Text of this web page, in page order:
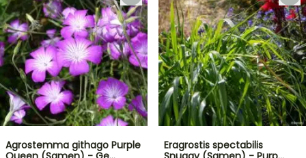
Agrostemma githago Purple
Eragrostis spectabilis